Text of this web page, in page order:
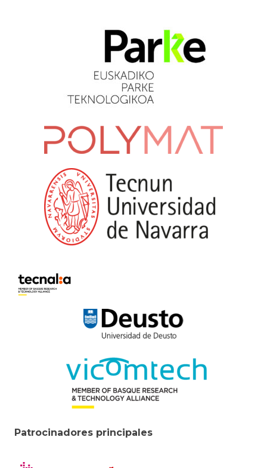
Patrocinadores principales